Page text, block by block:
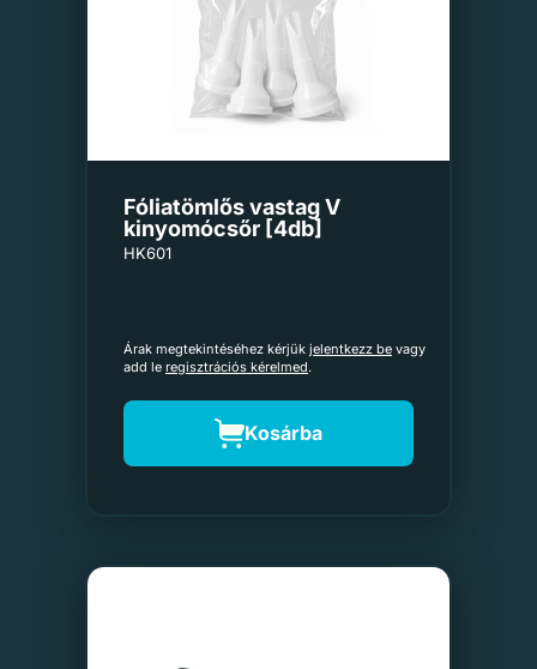
Fóliatömlős vastag V
kinyomócsőr [4db]
HK601
Árak megtekintéséhez kérjük jelentkezz be vagy
add le regisztrációs kérelmed.
Kosárba